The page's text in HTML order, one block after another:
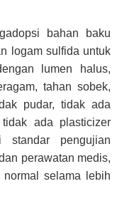
bahan baku
logam sulfida untuk
lumen halus,
tahan sobek,
pudar, tidak ada
ada plasticizer
standar pengujian
perawatan medis,
selama lebih